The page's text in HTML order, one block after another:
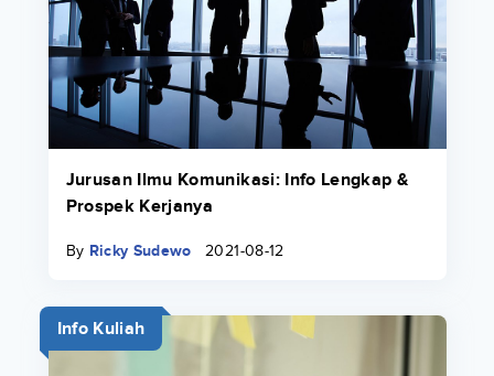
Jurusan Ilmu Komunikasi: Info Lengkap &
Prospek Kerjanya
By Ricky Sudewo 2021-08-12
Info Kuliah